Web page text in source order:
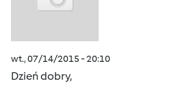
wt., 07/14/2015 - 20:10
Dzień dobry,